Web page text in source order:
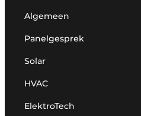
Algemeen
Panelgesprek
Solar
HVAC
ElektroTech